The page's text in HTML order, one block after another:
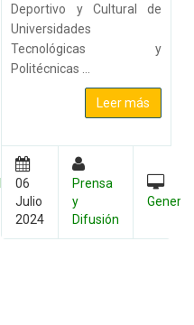
Deportivo y Cultural de
Universidades
Tecnológicas y
Politécnicas ...
Leer más
06
Julio
2024
Prensa
y
Difusión
General